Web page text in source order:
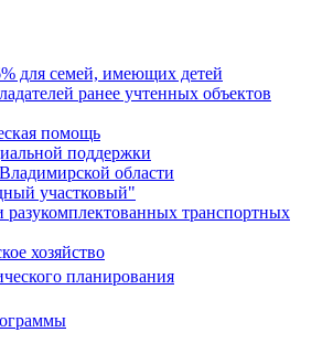
для семей, имеющих детей
ранее учтенных объектов
помощь
поддержки
области
участковый"
транспортных
хозяйство
планирования